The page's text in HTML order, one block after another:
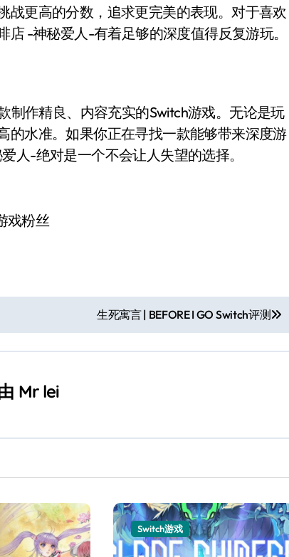
战更高的分数，追求更完美的表现。对于喜欢
-神秘爱人-有着足够的深度值得反复游玩。
制作精良、内容充实的Switch游戏。无论是玩
的水准。如果你正在寻找一款能够带来深度游
人-绝对是一个不会让人失望的选择。
戏粉丝
生死寓言 | BEFORE I GO Switch评测
Mr lei
Switch游戏